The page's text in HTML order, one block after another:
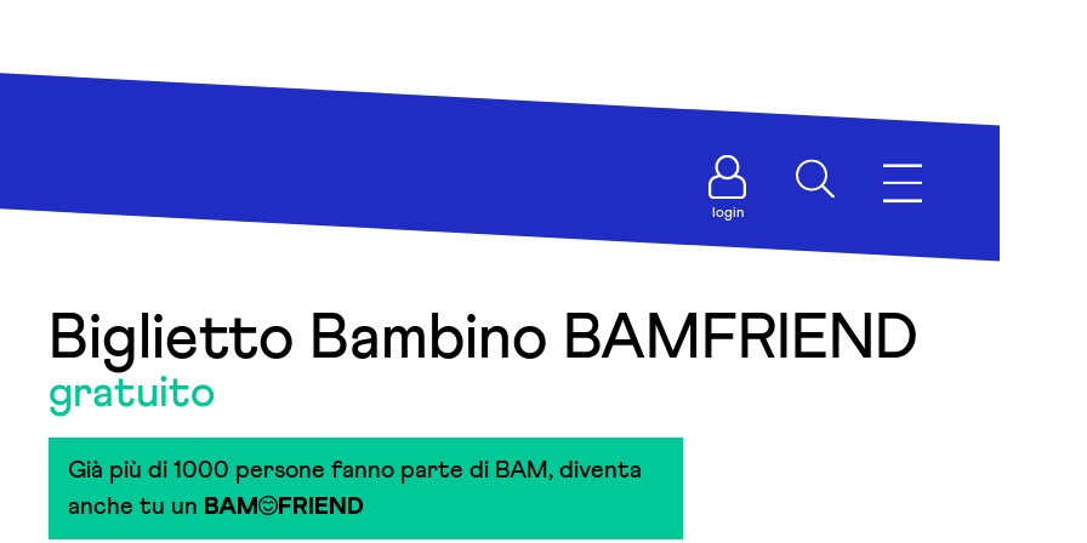
login
Biglietto Bambino BAMFRIEND
gratuito
Già più di 1000 persone fanno parte di BAM, diventa
anche tu un BAM FRIEND